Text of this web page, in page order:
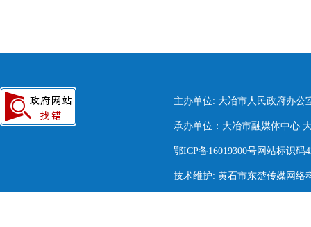
主办单位: 大冶市人民政府办公
承办单位：大冶市融媒体中心
鄂ICP备16019300号网站标识码
技术维护: 黄石市东楚传媒网络